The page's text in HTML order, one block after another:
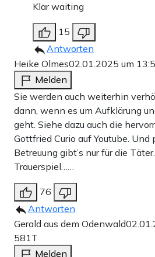
Klar waiting
15
Antworten
Heike Olmes02.01.2025 um
Melden
Sie werden auch weiterhin
dann, wenn es um Aufklärung
geht. Siehe dazu auch die
Gottfried Curio auf Youtube. Und
Betreuung gibt’s nur für die
Trauerspiel……
76
Antworten
Gerald aus dem Odenwald
581T
Melden